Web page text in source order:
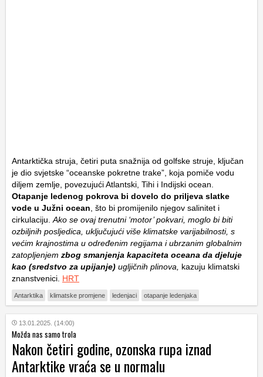
Antarktička struja, četiri puta snažnija od golfske struje, ključan
je dio svjetske “oceanske pokretne trake”, koja pomiče vodu
diljem zemlje, povezujući Atlantski, Tihi i Indijski ocean.
Otapanje ledenog pokrova bi dovelo do priljeva slatke
vode u Južni ocean , što bi promijenilo njegov salinitet i
cirkulaciju. Ako se ovaj trenutni ‘motor’ pokvari, moglo bi biti
ozbiljnih posljedica, uključujući više klimatske varijabilnosti, s
većim krajnostima u određenim regijama i ubrzanim globalnim
zatopljenjem zbog smanjenja kapaciteta oceana da djeluje
kao (sredstvo za upijanje) ugljičnih plinova, kazuju klimatski
znanstvenici. HRT
Antarktika klimatske promjene ledenjaci otapanje ledenjaka
13.01.2025. (14:00)
Možda nas samo trola
Nakon četiri godine, ozonska rupa iznad
Antarktike vraća se u normalu